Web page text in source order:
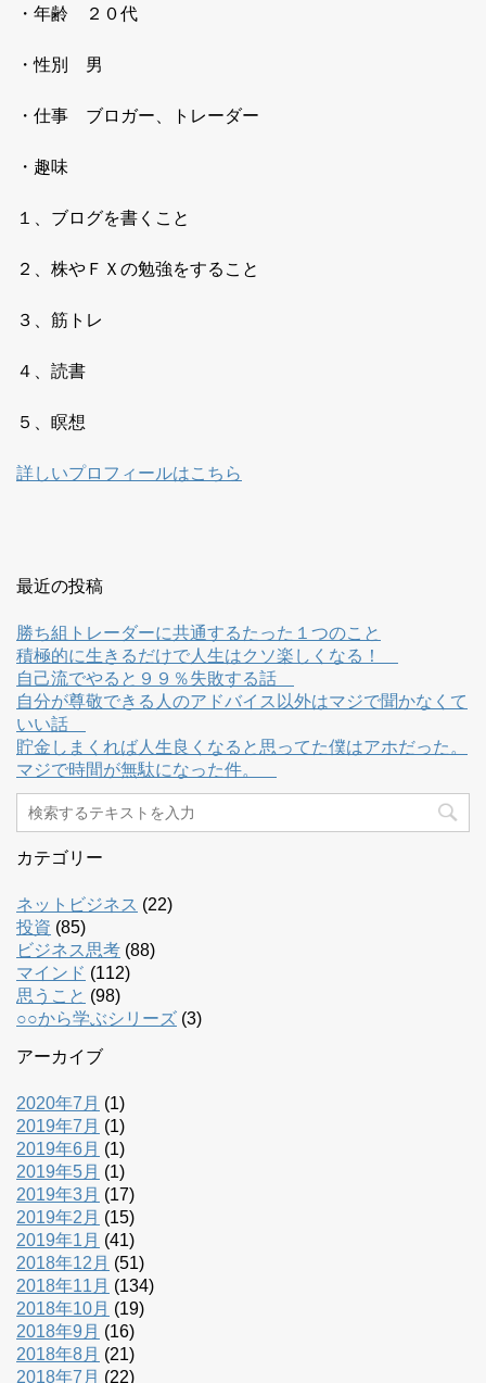
・年齢 ２０代
・性別 男
・仕事 ブロガー、トレーダー
・趣味
１、ブログを書くこと
２、株やＦＸの勉強をすること
３、筋トレ
４、読書
５、瞑想
詳しいプロフィールはこちら
最近の投稿
勝ち組トレーダーに共通するたった１つのこと
積極的に生きるだけで人生はクソ楽しくなる！
自己流でやると９９％失敗する話
自分が尊敬できる人のアドバイス以外はマジで聞かなくて
いい話
貯金しまくれば人生良くなると思ってた僕はアホだった。
マジで時間が無駄になった件。
カテゴリー
ネットビジネス (22)
投資 (85)
ビジネス思考 (88)
マインド (112)
思うこと (98)
○○から学ぶシリーズ (3)
アーカイブ
2020年7月 (1)
2019年7月 (1)
2019年6月 (1)
2019年5月 (1)
2019年3月 (17)
2019年2月 (15)
2019年1月 (41)
2018年12月 (51)
2018年11月 (134)
2018年10月 (19)
2018年9月 (16)
2018年8月 (21)
2018年7月 (22)